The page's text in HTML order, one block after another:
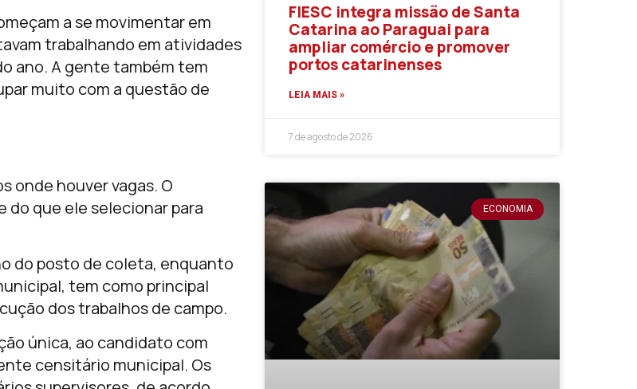
a se movimentar em
trabalhando em atividades
ano. A gente também tem
muito com a questão de
onde houver vagas. O
do que ele selecionar para
do posto de coleta, enquanto
tem como principal
dos trabalhos de campo.
única, ao candidato com
censitário municipal. Os
FIESC integra missão de Santa
Catarina ao Paraguai para
ampliar comércio e promover
portos catarinenses
LEIA MAIS »
7 de agosto de 2026
ECONOMIA